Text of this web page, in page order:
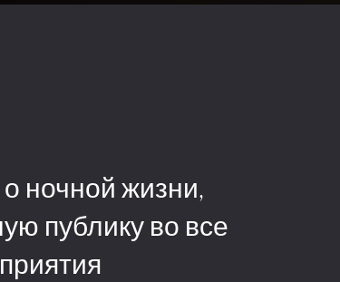
ночной жизни,
публику во все